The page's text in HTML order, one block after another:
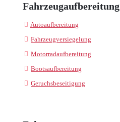
Fahrzeugaufbereitung
Autoaufbereitung
Fahrzeugversiegelung
Motorradaufbereitung
Bootsaufbereitung
Geruchsbeseitigung